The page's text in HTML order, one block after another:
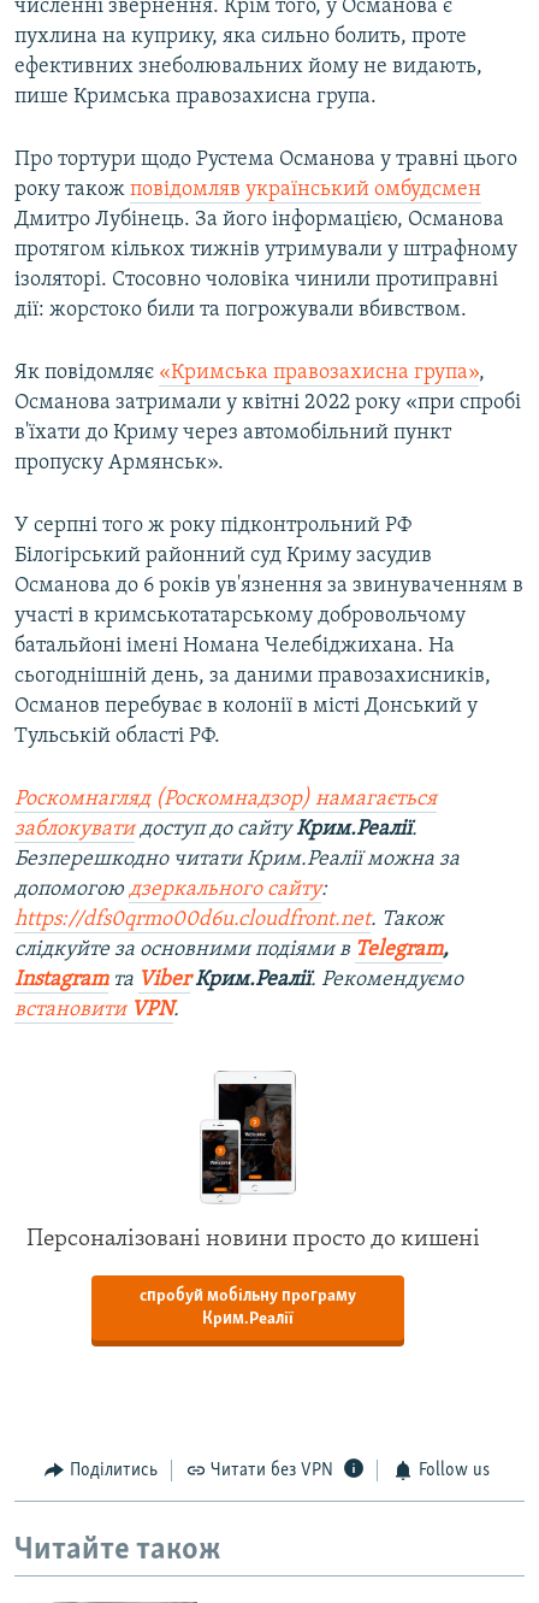
численні звернення. Крім того, у Османова є
пухлина на куприку, яка сильно болить, проте
ефективних знеболювальних йому не видають,
пише Кримська правозахисна група.
Про тортури щодо Рустема Османова у травні цього
року також повідомляв український омбудсмен
Дмитро Лубінець. За його інформацією, Османова
протягом кількох тижнів утримували у штрафному
ізоляторі. Стосовно чоловіка чинили протиправні
дії: жорстоко били та погрожували вбивством.
Як повідомляє «Кримська правозахисна група»,
Османова затримали у квітні 2022 року «при спробі
в'їхати до Криму через автомобільний пункт
пропуску Армянськ».
У серпні того ж року підконтрольний РФ
Білогірський районний суд Криму засудив
Османова до 6 років ув'язнення за звинуваченням в
участі в кримськотатарському добровольчому
батальйоні імені Номана Челебіджихана. На
сьогоднішній день, за даними правозахисників,
Османов перебуває в колонії в місті Донський у
Тульській області РФ.
Роскомнагляд (Роскомнадзор) намагається
заблокуватидоступ до сайтуКрим.Реалії.
Безперешкодно читати Крим.Реалії можна за
допомогою дзеркального сайту:
https://dfs0qrmo00d6u.cloudfront.net. Також
слідкуйте за основними подіями в Telegram,
Instagramта ViberКрим.Реалії. Рекомендуємо
встановити VPN.
Персоналізовані новини просто до кишені
спробуй мобільну програму
Крим.Реалії
Поділитись Читати без VPN Follow us
Читайте також